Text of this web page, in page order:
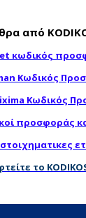
από
κωδικός
Κωδικός
Κωδικός
προσφοράς
το